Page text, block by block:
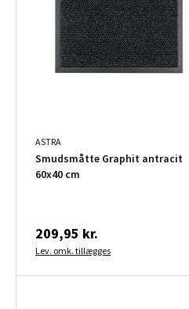
ASTRA
Smudsmåtte Graphit antracit
60x40 cm
209,95 kr.
Lev. omk. tillægges